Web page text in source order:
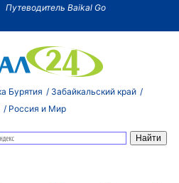
Путеводитель Baikal Go
Бурятия
Забайкальский край
Россия и Мир